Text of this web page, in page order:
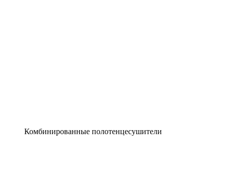
Комбинированные полотенцесушители